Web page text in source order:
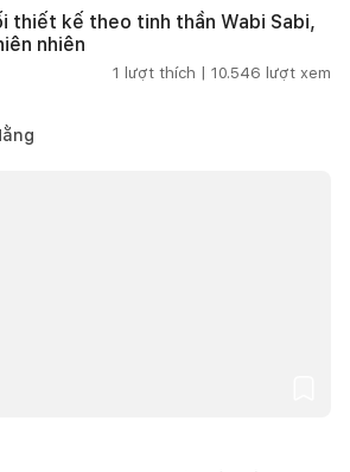
thiết kế theo tinh thần Wabi Sabi,
nhiên
1 lượt thích | 10.546 lượt xem